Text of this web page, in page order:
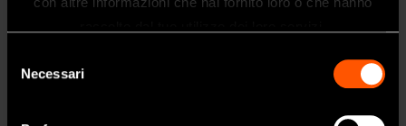
Necessari
Italy
Senza Luce
Specifiche Tecniche